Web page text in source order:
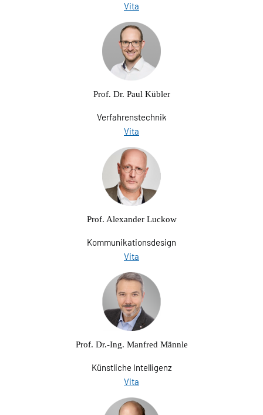
Vita
Prof. Dr. Paul Kübler
Verfahrenstechnik
Vita
Prof. Alexander Luckow
Kommunikationsdesign
Vita
Prof. Dr.-Ing. Manfred Männle
Künstliche Intelligenz
Vita